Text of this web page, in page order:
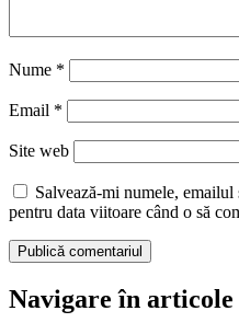
Nume *
Email *
Site web
Salvează-mi numele,
pentru data viitoare când o să
Navigare în articole